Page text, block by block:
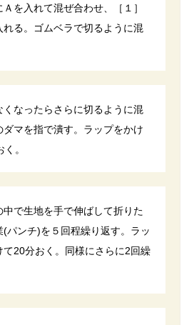
Ａを入れて混ぜ合わせ、［１］
れる。ゴムベラで切るように混
くなったらさらに切るように混
ダマを指で潰す。ラップをかけ
。
中で生地を手で伸ばして折りた
(パンチ)を５回程繰り返す。ラッ
て20分おく。同様にさらに2回繰